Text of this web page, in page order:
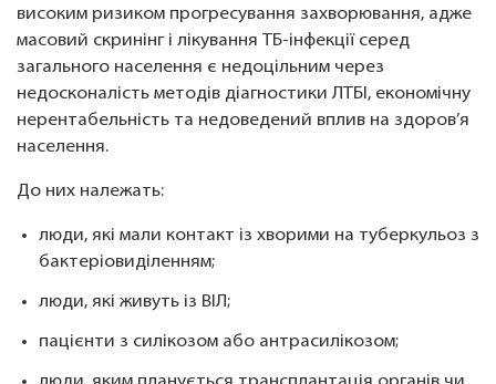
високим ризиком прогресування захворювання, адже
масовий скринінг і лікування ТБ-інфекції серед
загального населення є недоцільним через
недосконалість методів діагностики ЛТБІ, економічну
нерентабельність та недоведений вплив на здоров’я
населення.
До них належать:
люди, які мали контакт із хворими на туберкульоз з
бактеріовиділенням;
люди, які живуть із ВІЛ;
пацієнти з силікозом або антрасилікозом;